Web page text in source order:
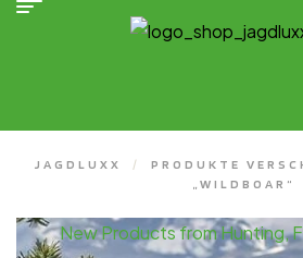
JAGDLUXX /
PRODUKTE
„WILDBOAR“
New Products from Hunting,